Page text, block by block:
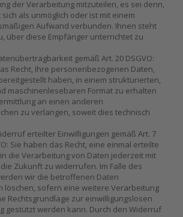
der Verarbeitung mitzuteilen, es sei denn,
als unmöglich oder ist mit einem
Aufwand verbunden. Ihnen steht
über diese Empfänger unterrichtet zu
gemäß Art. 20 DSGVO:
Recht, Ihre personenbezogenen Daten,
haben, in einem strukturierten,
maschinenlesebaren Format zu erhalten
an einen anderen
zu verlangen, soweit dies technisch
erteilter Einwilligungen gemäß Art. 7
Sie haben das Recht, eine einmal erteilte
die Verarbeitung von Daten jederzeit mit
Zukunft zu widerrufen. Im Falle des
wir die betroffenen Daten
löschen, sofern eine weitere Verarbeitung
Rechtsgrundlage zur einwilligungslosen
gestützt werden kann. Durch den Widerruf